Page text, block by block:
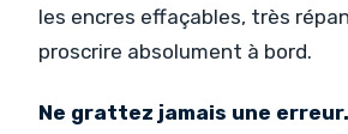
les encres effaçables, très
proscrire absolument à bord.
Ne grattez jamais une erreur.